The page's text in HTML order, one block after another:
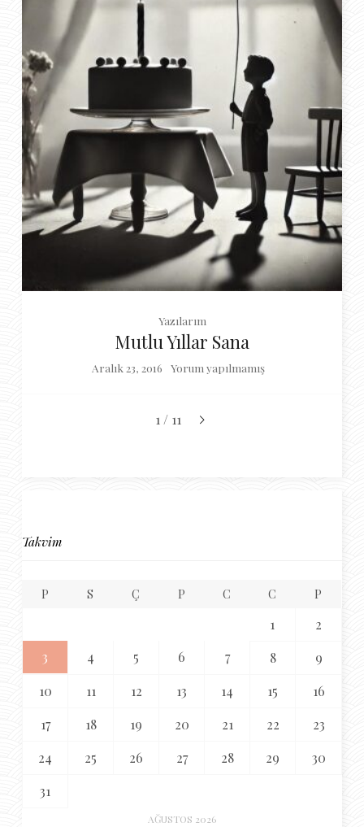
Yazılarım
Mutlu Yıllar Sana
Aralık 23, 2016 Yorum yapılmamış
1 / 11
Takvim
AĞUSTOS 2026
P S Ç P C C P
1
2
3
4 5 6 7 8
9
10
11 12 13 14 15
16
17
18 19 20 21 22
23
24
25 26 27 28 29
30
31